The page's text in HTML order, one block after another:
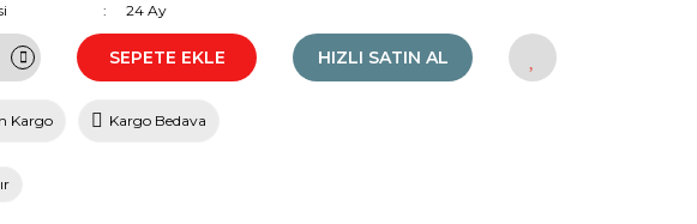
24 Ay
SEPETE EKLE HIZLI SATIN AL
Kargo Kargo Bedava